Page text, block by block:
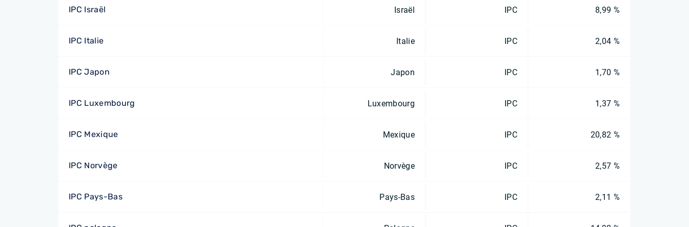
IPC Israël Israël IPC 8,99 %
IPC Italie Italie IPC 2,04 %
IPC Japon Japon IPC 1,70 %
IPC Luxembourg Luxembourg IPC 1,37 %
IPC Mexique Mexique IPC 20,82 %
IPC Norvège Norvège IPC 2,57 %
IPC Pays-Bas Pays-Bas IPC 2,11 %